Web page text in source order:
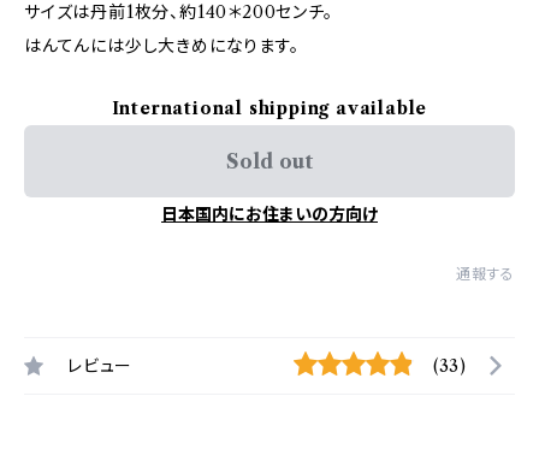
サイズは丹前1枚分、約140＊200センチ。
はんてんには少し大きめになります。
International shipping available
Sold out
日本国内にお住まいの方向け
通報する
レビュー (33)